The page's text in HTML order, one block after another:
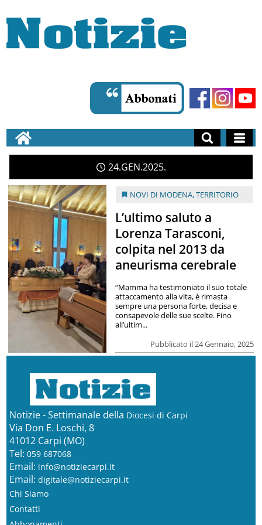
24 GEN 2025
NOVI DI MODENA,TERRITORIO
L’ultimo saluto a
Lorenza Tarasconi,
colpita nel 2013 da
aneurisma cerebrale
Pubblicato il 24 Gennaio, 2025
“Mamma ha testimoniato il suo totale
attaccamento alla vita, è rimasta
sempre una persona forte, decisa e
consapevole delle sue scelte. Fino
all’ultim...
Notizie - Settimanale della Diocesi di Carpi
Via Don E. Loschi, 8
41012 Carpi (MO)
Tel: 059 687068
Email: info@notiziecarpi.it
Email: digitale@notiziecarpi.it
Chi Siamo
Contatti